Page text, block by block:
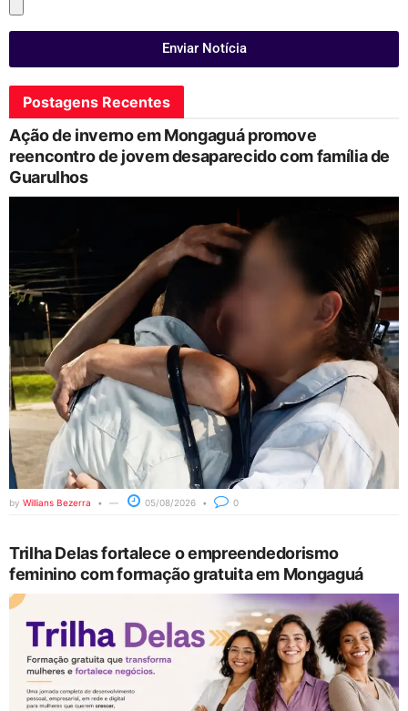
Enviar Notícia
Postagens Recentes
Ação de inverno em Mongaguá promove
reencontro de jovem desaparecido com família de
Guarulhos
by Willians Bezerra 05/08/2026 0
Trilha Delas fortalece o empreendedorismo
feminino com formação gratuita em Mongaguá